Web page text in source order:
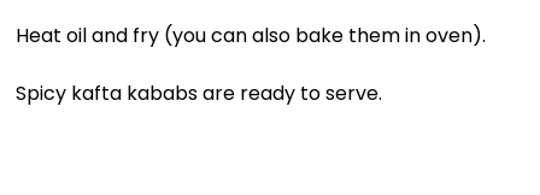
Heat oil and fry (you can also bake them in oven).
Spicy kafta kababs are ready to serve.